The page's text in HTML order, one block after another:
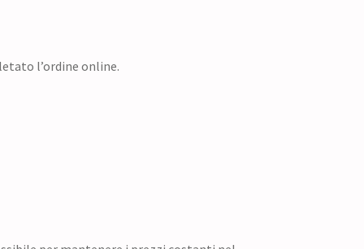
l’ordine online.